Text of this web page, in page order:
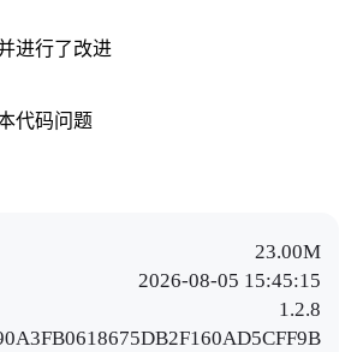
进行了改进
代码问题
23.00M
2026-08-05 15:45:15
1.2.8